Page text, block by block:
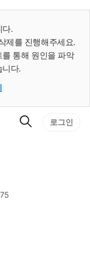
다.
제를 진행해주세요.
통해 원인을 파악
니다.
검
로그인